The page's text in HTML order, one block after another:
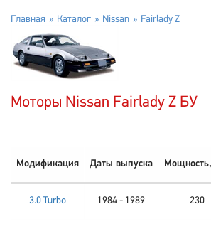
Главная Каталог Nissan Fairlady Z
Моторы Nissan Fairlady Z БУ
Модификация Даты выпуска
3.0 Turbo 1984 - 1989 230